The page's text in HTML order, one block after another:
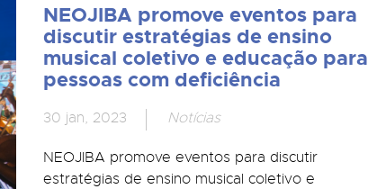
NEOJIBA promove eventos para
discutir estratégias de ensino
musical coletivo e educação para
pessoas com deficiência
30 jan, 2023 Notícias
NEOJIBA promove eventos para discutir
estratégias de ensino musical coletivo e